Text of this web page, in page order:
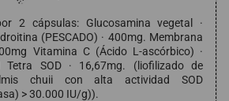
2 cápsulas: Glucosamina vegetal ·
(PESCADO) · 400mg. Membrana
Vitamina C (Ácido L-ascórbico) ·
Tetra SOD · 16,67mg. (liofilizado de
chuii con alta actividad SOD
> 30.000 IU/g)).